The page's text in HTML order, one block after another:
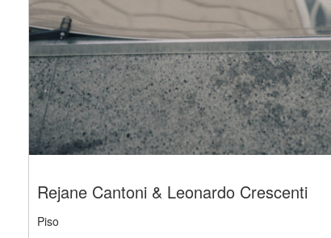
Rejane Cantoni & Leonardo Crescenti
Piso